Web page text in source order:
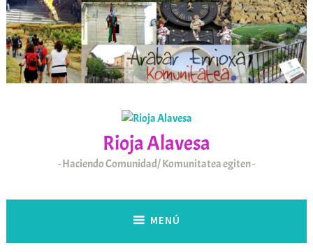
Saltar
al
contenido
Rioja Alavesa
Haciendo Comunidad/ Komunitatea egiten
MENÚ